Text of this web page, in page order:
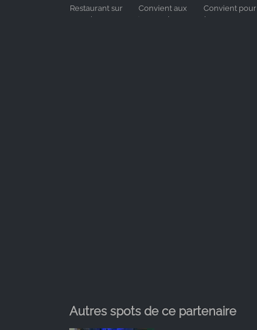
Restaurant sur
place
Convient aux
jeunes de 16-
Convient pour
les personnes
Autres spots de ce partenaire
nos visiteurs utilisent notre site web.